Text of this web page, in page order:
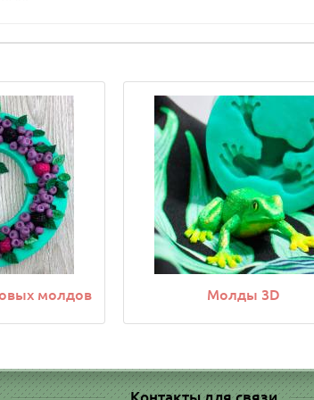
молдов Молды 3D
Контакты для связи